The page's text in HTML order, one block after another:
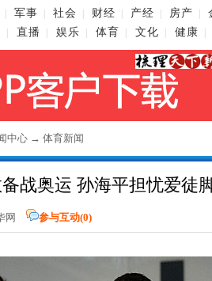
军事 社会 财经 产经 房产
直播 娱乐 体育 文化 健康
中心 → 体育新闻
战奥运 孙海平担忧爱徒
网 参与互动(0)